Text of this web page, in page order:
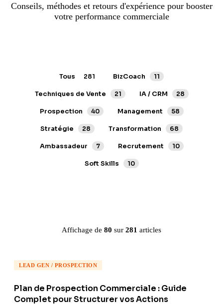
Conseils, méthodes et retours d'expérience pour booster
votre performance commerciale
Tous 281 BizCoach 11
Techniques de Vente 21 IA / CRM 28
Prospection 40 Management 58
Stratégie 28 Transformation 68
Ambassadeur 7 Recrutement 10
Soft Skills 10
Affichage de 80 sur 281 articles
LEAD GEN / PROSPECTION
Plan de Prospection Commerciale : Guide
Complet pour Structurer vos Actions